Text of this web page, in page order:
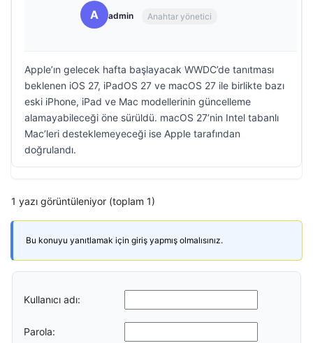
A admin Anahtar yönetici
Apple’ın gelecek hafta başlayacak WWDC’de tanıtması
beklenen iOS 27, iPadOS 27 ve macOS 27 ile birlikte bazı
eski iPhone, iPad ve Mac modellerinin güncelleme
alamayabileceği öne sürüldü. macOS 27’nin Intel tabanlı
Mac’leri desteklemeyeceği ise Apple tarafından
doğrulandı.
1 yazı görüntüleniyor (toplam 1)
Bu konuyu yanıtlamak için giriş yapmış olmalısınız.
Kullanıcı adı:
Parola: